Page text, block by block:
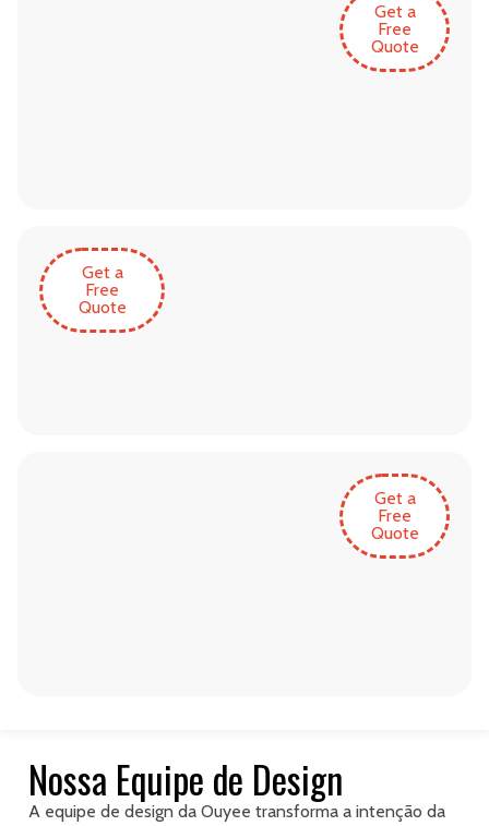
Get a
Free
Quote
Get a
Free
Quote
Get a
Free
Quote
Nossa Equipe de Design
A equipe de design da Ouyee transforma a intenção da